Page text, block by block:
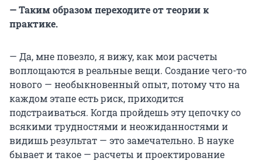
— Таким образом переходите от теории к
практике.
— Да, мне повезло, я вижу, как мои расчеты
воплощаются в реальные вещи. Создание чего-то
нового — необыкновенный опыт, потому что на
каждом этапе есть риск, приходится
подстраиваться. Когда пройдешь эту цепочку со
всякими трудностями и неожиданностями и
видишь результат — это замечательно. В науке
бывает и такое — расчеты и проектирование